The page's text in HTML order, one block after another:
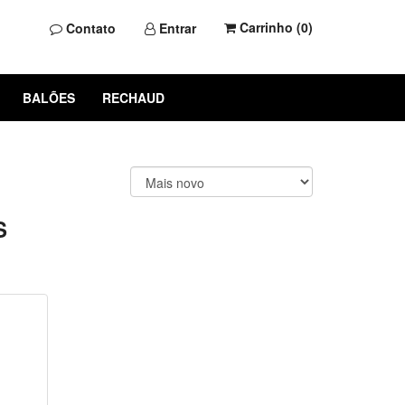
Contato Entrar Carrinho (0)
BALÕES RECHAUD